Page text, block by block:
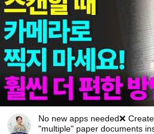
No new apps needed❌
"multiple" paper documents